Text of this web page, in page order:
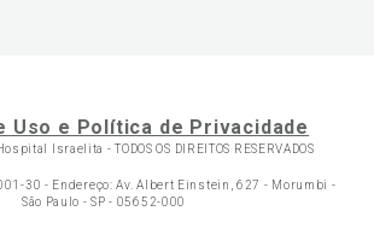
Uso e Política de Privacidade
Israelita -TODOS OS DIREITOS RESERVADOS
30 - Endereço: Av. Albert Einstein, 627 - Morumbi -
São Paulo - SP - 05652-000